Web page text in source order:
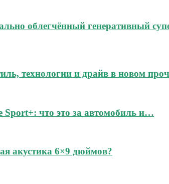
облегчённый генеративный
технологии и драйв в новом
что это за автомобиль и…
акустика 6×9 дюймов?